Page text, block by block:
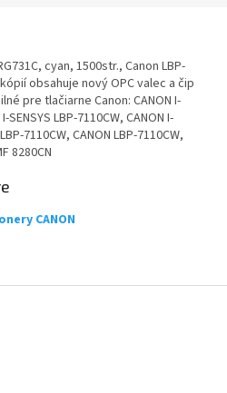
cyan, 1500str., Canon LBP-
obsahuje nový OPC valec a čip
pre tlačiarne Canon: CANON I-
SENSYS LBP-7110CW, CANON I-
7110CW, CANON LBP-7110CW,
8280CN
CANON